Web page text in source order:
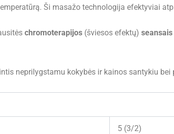
Ši masažo technologija efektyviai
chromoterapijos (šviesos efektų) seansais
neprilygstamu kokybės ir kainos santykiu
5 (3/2)